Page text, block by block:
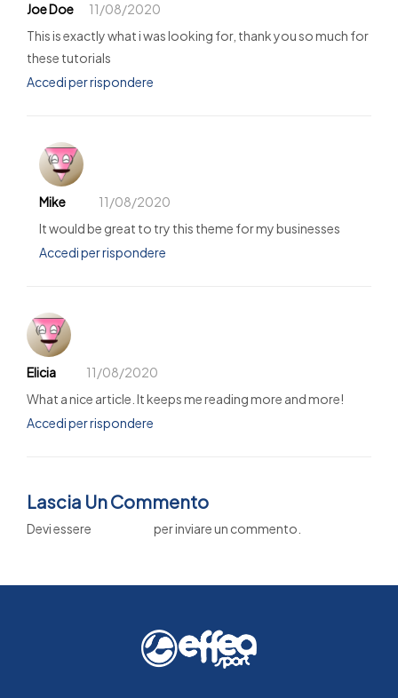
Joe Doe
11/08/2020
This is exactly what i was looking for, thank you so much for
these tutorials
Accedi per rispondere
Mike
11/08/2020
It would be great to try this theme for my businesses
Accedi per rispondere
Elicia
11/08/2020
What a nice article. It keeps me reading more and more!
Accedi per rispondere
Lascia Un Commento
Devi essere per inviare un commento.